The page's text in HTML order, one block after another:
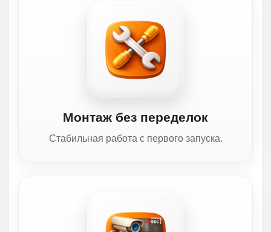
Монтаж без переделок
Стабильная работа с первого запуска.